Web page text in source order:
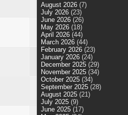
August 2026 (7)
July 2026 (23)
June 2026 (26)
May 2026 (18)
April 2026 (44)
March 2026 (44)
February 2026 (23)
January 2026 (24)
December 2025 (29)
November 2025 (34)
October 2025 (34)
September 2025 (28)
August 2025 (21)
July 2025 (9)
June 2025 (17)